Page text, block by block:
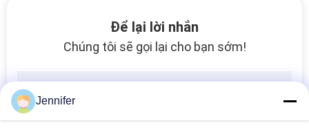
Nguồn thực vật Bột axit amin Enzyme 80 Độ hòa tan cao
Để lại lời nhắn
Chúng tôi sẽ gọi lại cho bạn sớm!
Jennifer